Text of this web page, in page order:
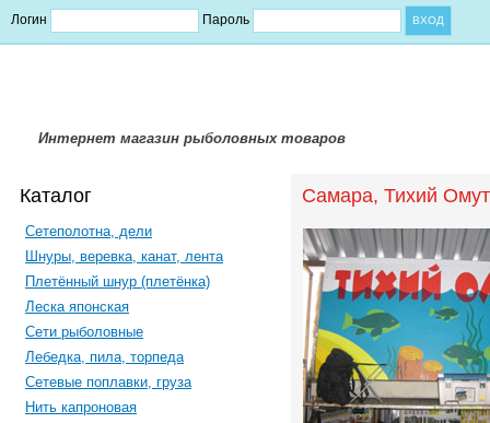
Логин Пароль
Интернет магазин рыболовных товаров
Каталог
Сетеполотна, дели
Шнуры, веревка, канат, лента
Плетённый шнур (плетёнка)
Леска японская
Сети рыболовные
Лебедка, пила, торпеда
Сетевые поплавки, груза
Нить капроновая
Самара, Тихий Омут